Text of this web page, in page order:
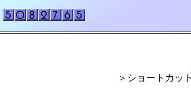
＞ショートカッ